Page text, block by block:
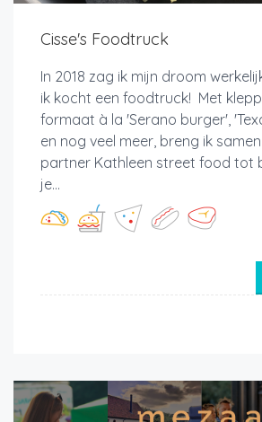
Cisse's Foodtruck
In 2018 zag ik mijn droom
ik kocht een foodtruck! Met
formaat à la 'Serano burger',
en nog veel meer, breng ik
partner Kathleen street food tot
je...